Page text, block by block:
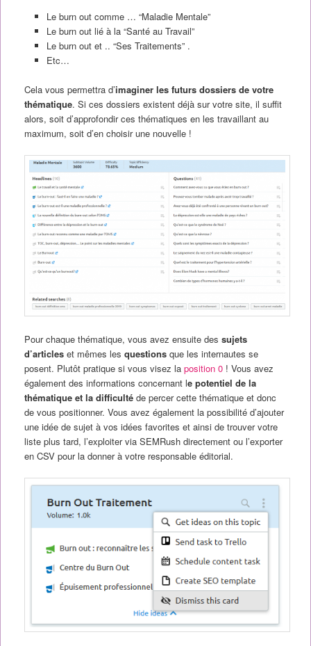
Le burn out comme … “Maladie Mentale”
Le burn out lié à la “Santé au Travail”
Le burn out et .. “Ses Traitements” .
Etc…
Cela vous permettra d’imaginer les futurs dossiers de votre
thématique. Si ces dossiers existent déjà sur votre site, il suffit
alors, soit d’approfondir ces thématiques en les travaillant au
maximum, soit d’en choisir une nouvelle !
Pour chaque thématique, vous avez ensuite des sujets
d’articleset mêmes les questions que les internautes se
posent. Plutôt pratique si vous visez la position 0! Vous avez
également des informations concernant le potentiel de la
thématique et la difficultéde percer cette thématique et donc
de vous positionner. Vous avez également la possibilité d’ajouter
une idée de sujet à vos idées favorites et ainsi de trouver votre
liste plus tard, l’exploiter via SEMRush directement ou l’exporter
en CSV pour la donner à votre responsable éditorial.